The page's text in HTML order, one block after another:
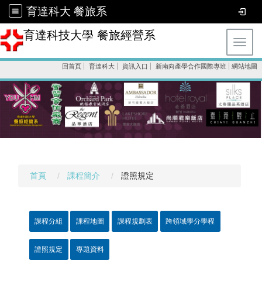
育達科大 餐旅系
育達科技大學 餐旅經營系
回首頁 育達科大 資訊入口 新南向產學合作國際專班 網站地圖
首頁 課程簡介 證照規定
課程分組 課程地圖 課程規劃表 跨領域學分學程
證照規定 專題資料